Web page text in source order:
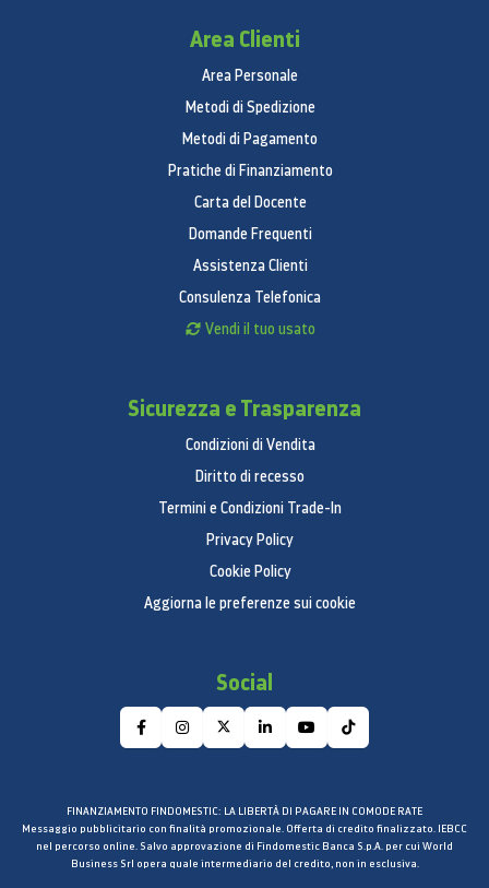
Area Clienti
Area Personale
Metodi di Spedizione
Metodi di Pagamento
Pratiche di Finanziamento
Carta del Docente
Domande Frequenti
Assistenza Clienti
Consulenza Telefonica
Vendi il tuo usato
Sicurezza e Trasparenza
Condizioni di Vendita
Diritto di recesso
Termini e Condizioni Trade-In
Privacy Policy
Cookie Policy
Aggiorna le preferenze sui cookie
Social
FINANZIAMENTO FINDOMESTIC: LA LIBERTÀ DI PAGARE IN COMODE RATE
Messaggio pubblicitario con finalità promozionale. Offerta di credito finalizzato. IEBCC
nel percorso online. Salvo approvazione di Findomestic Banca S.p.A. per cui World
Business Srl opera quale intermediario del credito, non in esclusiva.